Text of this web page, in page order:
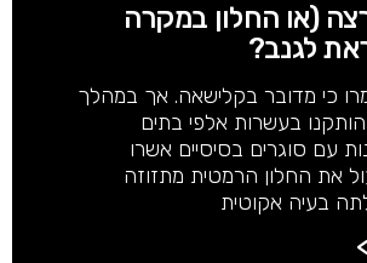
(או החלון במקרה
לגנב?
כי מדובר בקלישאה. אך במהלך
בעשרות אלפי בתים
עם סוגרים בסיסיים אשרו
את החלון הרמטית מתזוזה
בעיה אקוטית